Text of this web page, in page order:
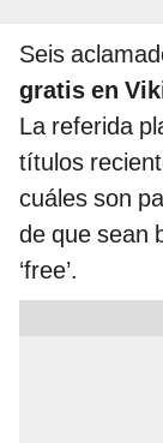
Seis
gratis en
La referida
títulos
cuáles son
de que sean
‘free’.